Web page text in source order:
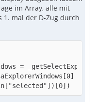
im Array, alle mit
1. mal der D-Zug durch